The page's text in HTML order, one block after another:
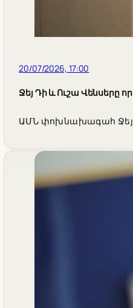
20/07/2026, 17:00
Ջեյ Դի և Ուշա Վենսերը
ԱՄՆ փոխնախագահ Ջեյ